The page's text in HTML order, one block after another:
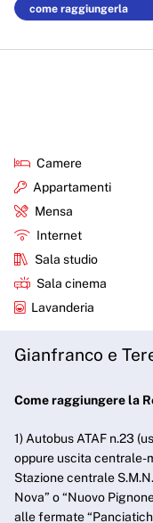
come raggiungerla
Camere
Appartamenti
Mensa
Internet
Sala studio
Sala cinema
Lavanderia
Gianfranco e
Come raggiungere la
1) Autobus ATAF n.23
oppure uscita centrale-
Stazione centrale
Nova” o “Nuovo
alle fermate